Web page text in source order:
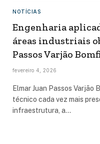
NOTÍCIAS
Engenharia
áreas industriais
Passos Varjão
fevereiro 4, 2026
Elmar Juan Passos Varjão
técnico cada vez mais
infraestrutura, a…